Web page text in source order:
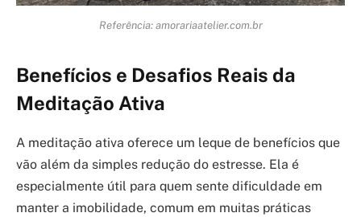
Referência: amorariaatelier.com.br
Benefícios e Desafios Reais da
Meditação Ativa
A meditação ativa oferece um leque de benefícios que
vão além da simples redução do estresse. Ela é
especialmente útil para quem sente dificuldade em
manter a imobilidade, comum em muitas práticas